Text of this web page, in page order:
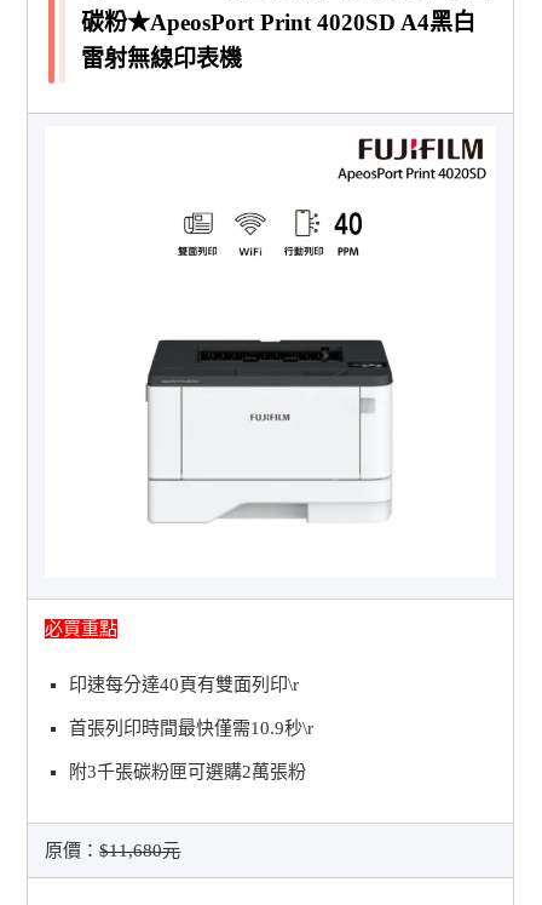
碳粉★ApeosPort Print 4020SD A4黑白
雷射無線印表機
必買重點
印速每分達40頁有雙面列印\r
首張列印時間最快僅需10.9秒\r
附3千張碳粉匣可選購2萬張粉
原價：$11,680元